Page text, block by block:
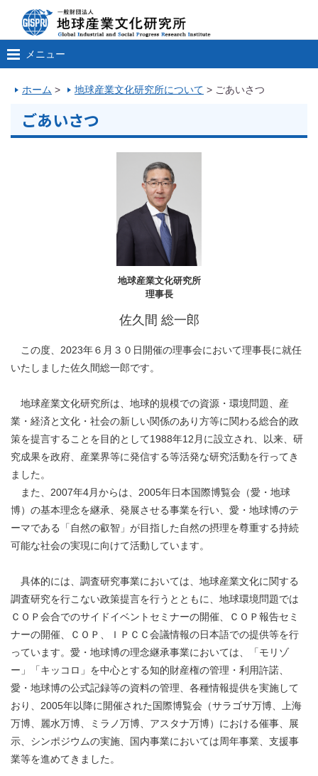
メニュー
ホーム > 地球産業文化研究所について > ごあいさつ
ごあいさつ
地球産業文化研究所
理事長
佐久間 総一郎
この度、2023年６月３０日開催の理事会において理事長に就任
いたしました佐久間総一郎です。
地球産業文化研究所は、地球的規模での資源・環境問題、産
業・経済と文化・社会の新しい関係のあり方等に関わる総合的政
策を提言することを目的として1988年12月に設立され、以来、研
究成果を政府、産業界等に発信する等活発な研究活動を行ってき
ました。
また、2007年4月からは、2005年日本国際博覧会（愛・地球
博）の基本理念を継承、発展させる事業を行い、愛・地球博のテ
ーマである「自然の叡智」が目指した自然の摂理を尊重する持続
可能な社会の実現に向けて活動しています。
具体的には、調査研究事業においては、地球産業文化に関する
調査研究を行こない政策提言を行うとともに、地球環境問題では
ＣＯＰ会合でのサイドイベントセミナーの開催、ＣＯＰ報告セミ
ナーの開催、ＣＯＰ、ＩＰＣＣ会議情報の日本語での提供等を行
っています。愛・地球博の理念継承事業においては、「モリゾ
ー」「キッコロ」を中心とする知的財産権の管理・利用許諾、
愛・地球博の公式記録等の資料の管理、各種情報提供を実施して
おり、2005年以降に開催された国際博覧会（サラゴサ万博、上海
万博、麗水万博、ミラノ万博、アスタナ万博）における催事、展
示、シンポジウムの実施、国内事業においては周年事業、支援事
業等を進めてきました。